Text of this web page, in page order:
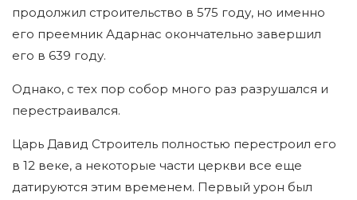
продолжил строительство в 575 году, но именно
его преемник Адарнас окончательно завершил
его в 639 году.
Однако, с тех пор собор много раз разрушался и
перестраивался.
Царь Давид Строитель полностью перестроил его
в 12 веке, а некоторые части церкви все еще
датируются этим временем. Первый урон был